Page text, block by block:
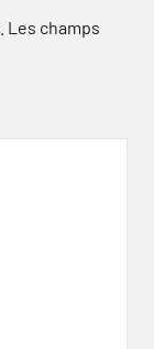
Les champs